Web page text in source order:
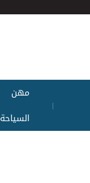
|
مهن
السياحة